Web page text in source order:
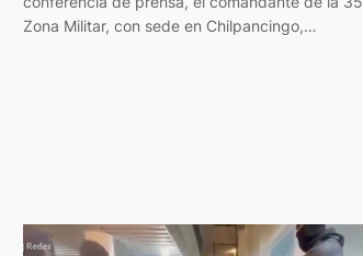
Zona Militar, con sede en Chilpancingo,…